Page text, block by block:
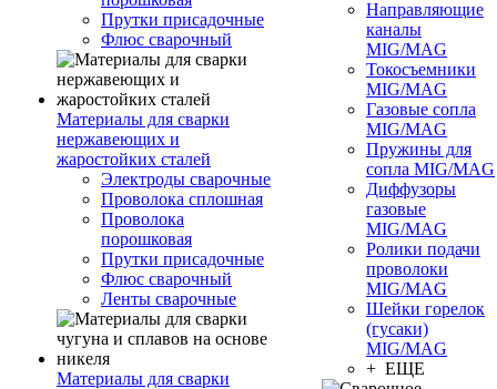
Прутки присадочные
Флюс сварочный
Материалы для сварки
нержавеющих и
жаростойких сталей
Электроды сварочные
Проволока сплошная
Проволока
порошковая
Прутки присадочные
Флюс сварочный
Ленты сварочные
Материалы для сварки
Направляющие
каналы
MIG/MAG
Токосъемники
MIG/MAG
Газовые сопла
MIG/MAG
Пружины для
сопла MIG/MAG
Диффузоры
газовые
MIG/MAG
Ролики подачи
проволоки
MIG/MAG
Шейки горелок
(гусаки)
MIG/MAG
+ ЕЩЕ